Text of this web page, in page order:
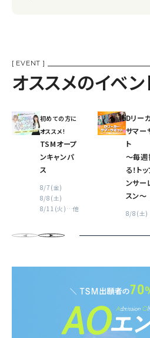
[ EVENT ]
オススメのイベ
初めての方に
オススメ!
TSMオープ
ンキャンパ
ス
8/7(金)
8/8(土)
8/11(火) …他
Dリー
サマー
ト
〜毎
る！ト
ンサー
スン〜
8/8(土)